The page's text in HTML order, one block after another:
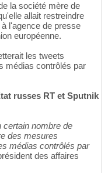
la société mère de
allait restreindre
l'agence de presse
européenne.
les tweets
médias contrôlés par
russes RT et Sputnik
nombre de
des mesures
médias contrôlés par
des affaires